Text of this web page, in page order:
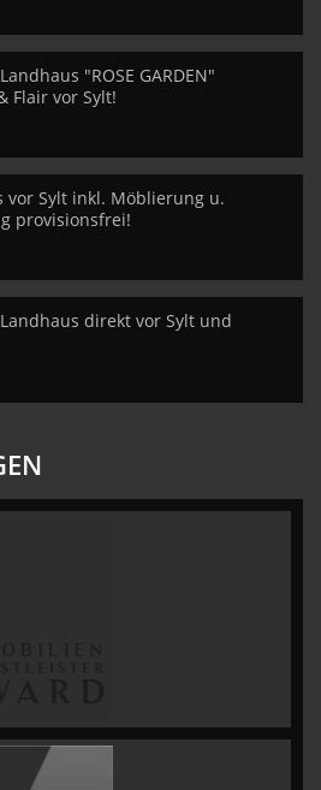
"ROSE GARDEN"
Flair vor Sylt!
vor Sylt inkl. Möblierung u.
provisionsfrei!
direkt vor Sylt und